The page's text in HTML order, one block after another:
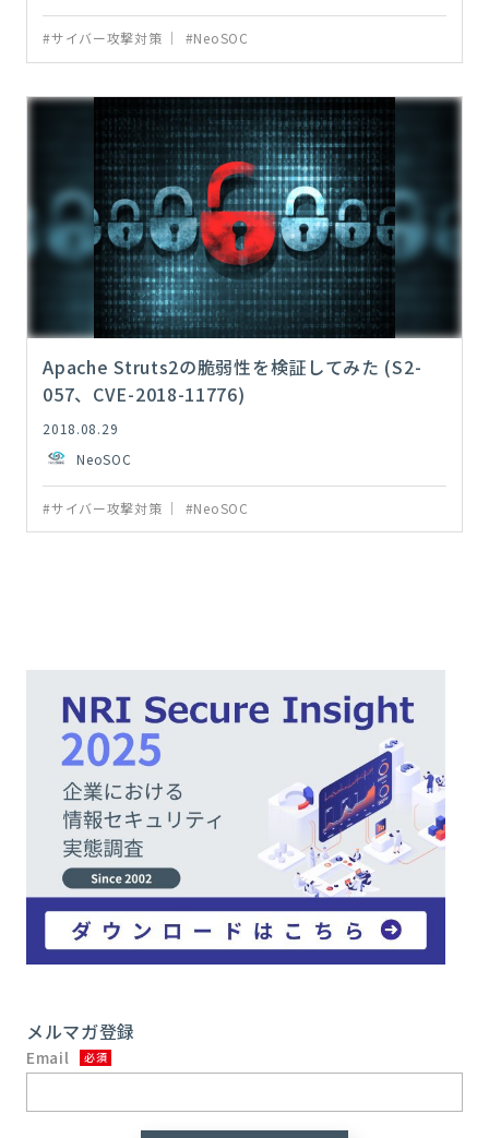
#サイバー攻撃対策 #NeoSOC
Apache Struts2の脆弱性を検証してみた (S2-
057、CVE-2018-11776)
2018.08.29
NeoSOC
#サイバー攻撃対策 #NeoSOC
メルマガ登録
Email